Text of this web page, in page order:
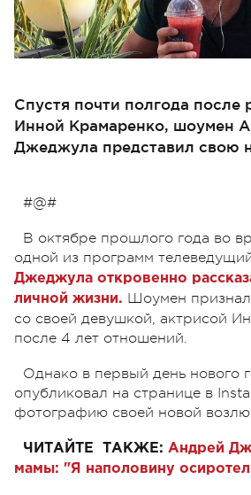
Спустя почти полгода после
Инной Крамаренко, шоумен
Джеджула представил свою
#@#
В октябре прошлого года во
одной из программ
Джеджула откровенно
личной жизни. Шоумен
со своей девушкой, актрисой
после 4 лет отношений.
Однако в первый день нового
опубликовал на странице в
фотографию своей новой
ЧИТАЙТЕ ТАКЖЕ: Андрей
мамы: "Я наполовину